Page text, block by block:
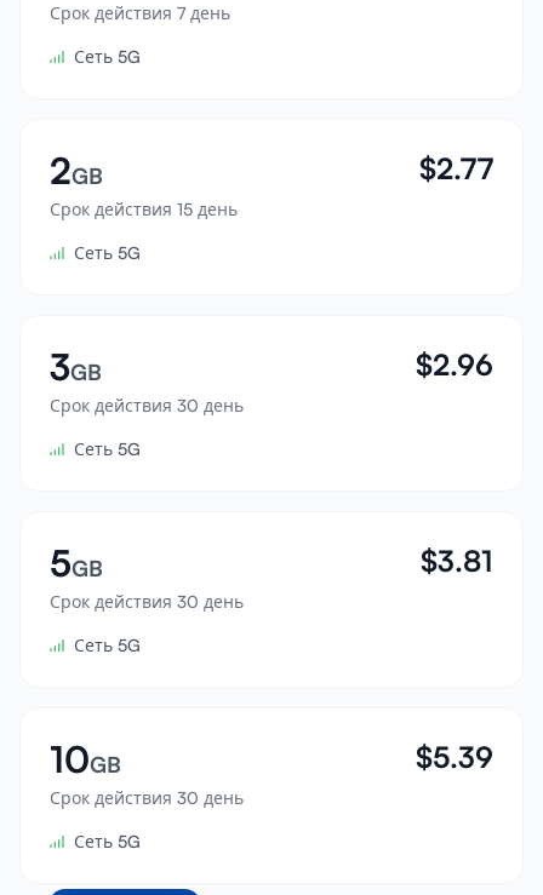
Войти
Срок действия 7 день
Сеть 5G
2GB
Срок действия 15 день
$2.77
Сеть 5G
3GB
Срок действия 30 день
$2.96
Сеть 5G
5GB
Срок действия 30 день
$3.81
Сеть 5G
10GB
Срок действия 30 день
$5.39
Сеть 5G